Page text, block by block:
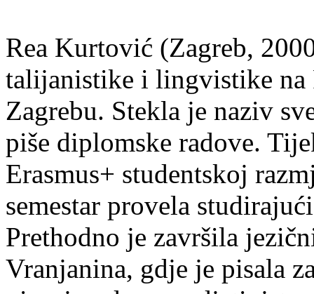
Rea Kurtović (Zagreb,
talijanistike i lingvistike
Zagrebu. Stekla je naziv
piše diplomske radove.
Erasmus+ studentskoj
semestar provela
Prethodno je završila
Vranjanina, gdje je pisala